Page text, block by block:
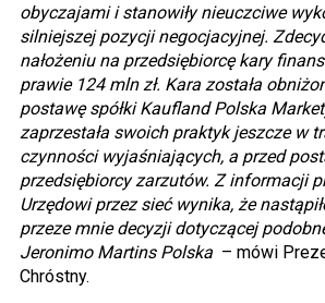
obyczajami i stanowiły nieuczciwe
silniejszej pozycji negocjacyjnej.
nałożeniu na przedsiębiorcę kary
prawie 124 mln zł. Kara została
postawę spółki Kaufland Polska
zaprzestała swoich praktyk jeszcze w
czynności wyjaśniających, a przed
przedsiębiorcy zarzutów. Z informacji
Urzędowi przez sieć wynika, że
przeze mnie decyzji dotyczącej
Jeronimo Martins Polska – mówi
Chróstny.